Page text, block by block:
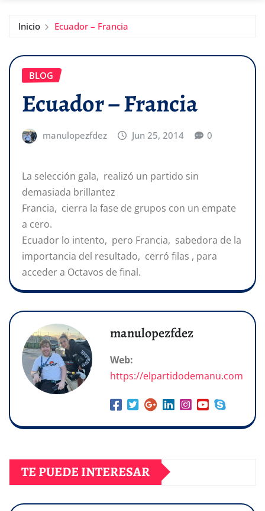
Inicio Ecuador – Francia
BLOG
Ecuador – Francia
manulopezfdez Jun 25, 2014 0
La selección gala, realizó un partido sin
demasiada brillantez
Francia, cierra la fase de grupos con un empate
a cero.
Ecuador lo intento, pero Francia, sabedora de la
importancia del resultado, cerró filas , para
acceder a Octavos de final.
manulopezfdez
Web:
https://elpartidodemanu.com
TE PUEDE INTERESAR